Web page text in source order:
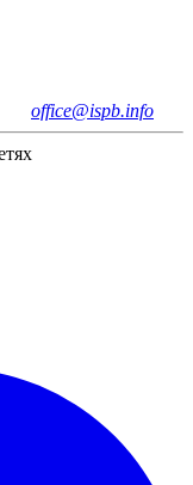
office@ispb.info